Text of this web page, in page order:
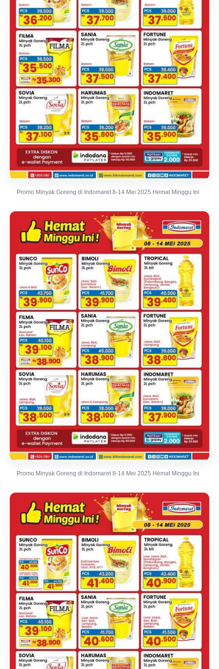
Promo Minyak Goreng di Indomaret 8-14 Mei 2025 Hemat Minggu Ini
Promo Minyak Goreng di Indomaret 8-14 Mei 2025 Hemat Minggu Ini